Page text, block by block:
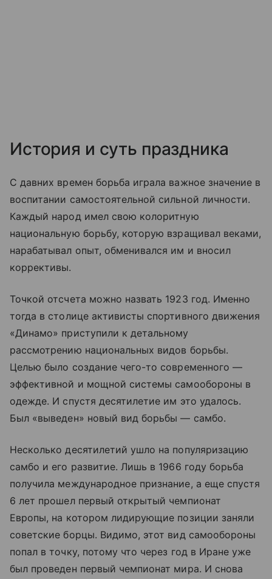
История и суть праздника
С давних времен борьба играла важное значение в
воспитании самостоятельной сильной личности.
Каждый народ имел свою колоритную
национальную борьбу, которую взращивал веками,
нарабатывал опыт, обменивался им и вносил
коррективы.
Точкой отсчета можно назвать 1923 год. Именно
тогда в столице активисты спортивного движения
«Динамо» приступили к детальному
рассмотрению национальных видов борьбы.
Целью было создание чего-то современного —
эффективной и мощной системы самообороны в
одежде. И спустя десятилетие им это удалось.
Был «выведен» новый вид борьбы — самбо.
Несколько десятилетий ушло на популяризацию
самбо и его развитие. Лишь в 1966 году борьба
получила международное признание, а еще спустя
6 лет прошел первый открытый чемпионат
Европы, на котором лидирующие позиции заняли
советские борцы. Видимо, этот вид самообороны
попал в точку, потому что через год в Иране уже
был проведен первый чемпионат мира. И снова